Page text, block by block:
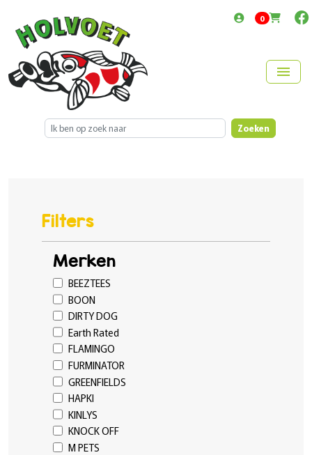
0items in cart
menu
Zoeken
Filters
Merken
BEEZTEES
BOON
DIRTY DOG
Earth Rated
FLAMINGO
FURMINATOR
GREENFIELDS
HAPKI
KINLYS
KNOCK OFF
M PETS